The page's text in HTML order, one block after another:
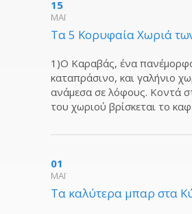
15
ΜΑΪ
Tα 5 Κορυφαία Χωριά
1)Ο Καραβάς, ένα
καταπράσινο, και γαλήνιο
ανάμεσα σε λόφους. Κοντά
του χωριού βρίσκεται το
01
ΜΑΪ
Τα καλύτερα μπαρ στα